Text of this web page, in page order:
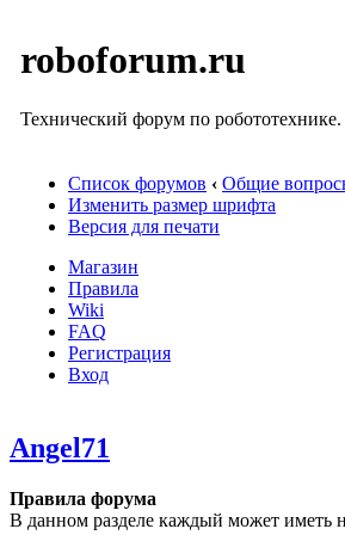
roboforum.ru
Технический форум по робототехнике.
Список форумов ‹ Общие
Изменить размер шрифта
Версия для печати
Магазин
Правила
Wiki
FAQ
Регистрация
Вход
Angel71
Правила форума
В данном разделе каждый может иметь